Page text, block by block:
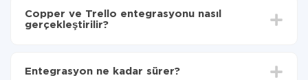
Copper ve Trello entegrasyonu nasıl
gerçekleştirilir?
seçin
Entegrasyon ne kadar sürer?